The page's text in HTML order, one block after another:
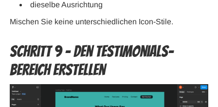
dieselbe Ausrichtung
Mischen Sie keine unterschiedlichen Icon-Stile.
Schritt 9 – Den Testimonials-
Bereich erstellen